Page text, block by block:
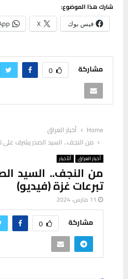
شارك هذا الموضوع:
فيس بوك X
مشاركة 0
Home
أخبار العراق
من النجف.. السيد الصدر يشرف على
أخبار العراق ألأخبار
من النجف.. السيد
تبرعات غزة (فيديو)
11 مارس، 2024
مشاركة 0